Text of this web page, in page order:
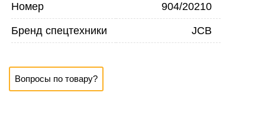
Номер 904/20210
Бренд спецтехники JCB
Вопросы по товару?